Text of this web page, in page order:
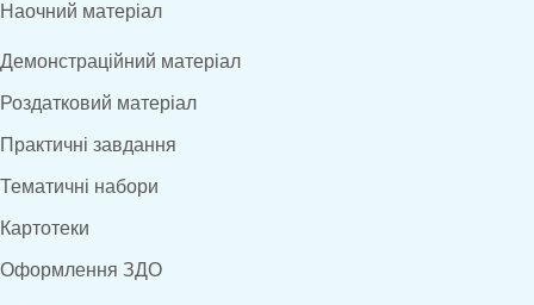
Наочний матеріал
Демонстраційний матеріал
Роздатковий матеріал
Практичні завдання
Тематичні набори
Картотеки
Оформлення ЗДО